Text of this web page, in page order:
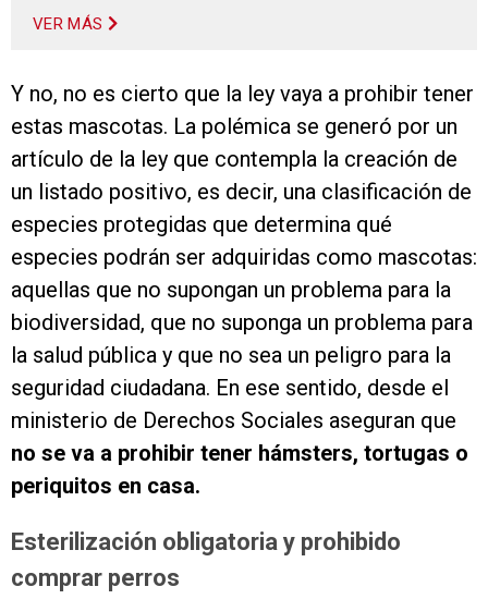
VER MÁS
Y no, no es cierto que la ley vaya a prohibir tener
estas mascotas. La polémica se generó por un
artículo de la ley que contempla la creación de
un listado positivo, es decir, una clasificación de
especies protegidas que determina qué
especies podrán ser adquiridas como mascotas:
aquellas que no supongan un problema para la
biodiversidad, que no suponga un problema para
la salud pública y que no sea un peligro para la
seguridad ciudadana. En ese sentido, desde el
ministerio de Derechos Sociales aseguran que
no se va a prohibir tener hámsters, tortugas o
periquitos en casa.
Esterilización obligatoria y prohibido
comprar perros